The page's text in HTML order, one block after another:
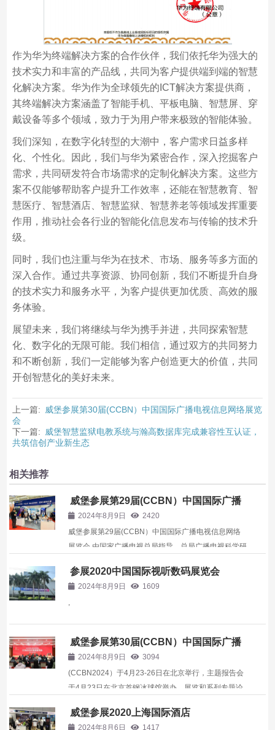
作为华为终端解决方案的合作伙伴，我们依托华为强大的
技术实力和丰富的产品线，共同为客户提供端到端的智慧
化解决方案。华为作为全球领先的ICT解决方案提供商，
其终端解决方案涵盖了智能手机、平板电脑、智慧屏、穿
戴设备等多个领域，致力于为用户带来极致的智能体验。
我们深知，在数字化转型的大潮中，客户需求日益多样
化、个性化。因此，我们与华为紧密合作，深入挖掘客户
需求，共同研发符合市场需求的定制化解决方案。这些方
案不仅能够帮助客户提升工作效率，还能在智慧教育、智
慧医疗、智慧酒店、智慧监狱、智慧养老等领域发挥重要
作用，推动社会各行业的智能化信息发布与传输的技术升
级。
同时，我们也注重与华为在技术、市场、服务等多方面的
深入合作。通过共享资源、协同创新，我们不断提升自身
的技术实力和服务水平，为客户提供更加优质、高效的服
务体验。
展望未来，我们将继续与华为携手并进，共同探索智慧
化、数字化的无限可能。我们相信，通过双方的共同努力
和不断创新，我们一定能够为客户创造更大的价值，共同
开创智慧化的美好未来。
上一篇:
威堡参展第30届(CCBN）中国国际广播电视信息网络展览
会
下一篇:
威堡智慧监狱电教系统与瀚高数据库完成兼容性互认证，
共筑信创产业新生态
相关推荐
威堡参展第29届(CCBN）中国国际广播
电视信息网络展览会
2024年8月9日
2420
威堡参展第29届(CCBN）中国国际广播电视信息网络
展览会 由国家广播电视总局指导，总局广播电视科学研
（CCBN）将于2023年4月19-21日在北京首钢会展中
心举行。 ,
参展2020中国国际视听数码展览会
2024年8月9日
1609
,
威堡参展第30届(CCBN）中国国际广播
电视信息网络展览会
2024年8月9日
3094
(CCBN2024）于4月23-26日在北京举行，主题报告会
于4月23日在北京首钢冰球馆举办，展览和系列专题论
会由国家广播电视总局指导、广播电视科学研究院主
威堡参展2020上海国际酒店
2024年8月6日 1417